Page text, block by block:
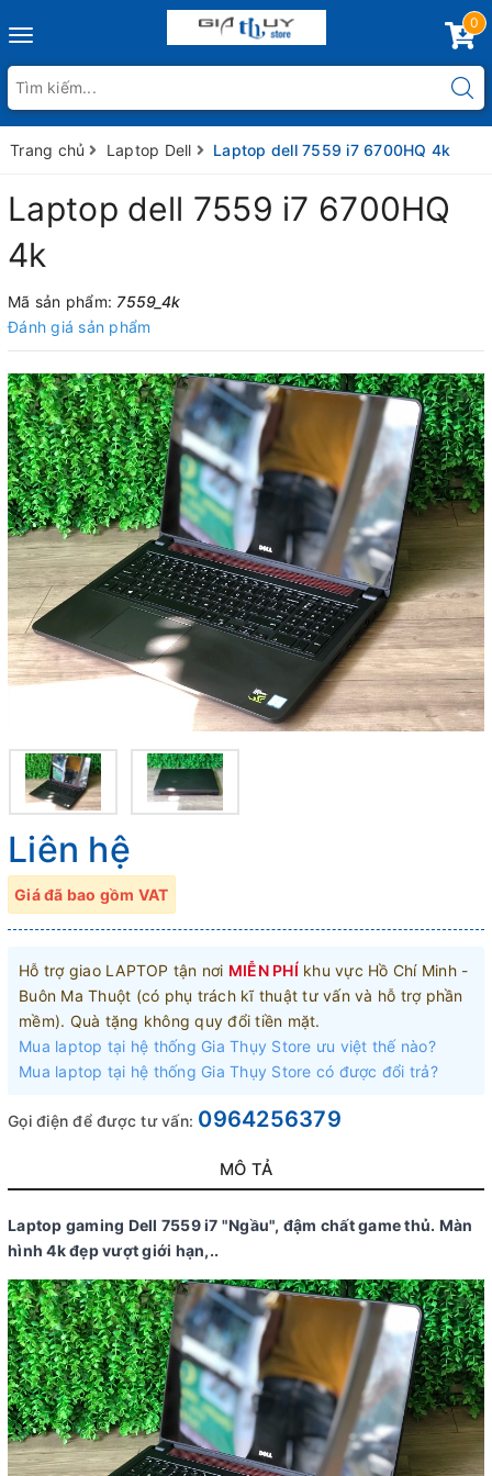
Toggle
0
Trang chủ Laptop Dell Laptop dell 7559 i7 6700HQ 4k
Laptop dell 7559 i7 6700HQ
4k
Mã sản phẩm: 7559_4k
Đánh giá sản phẩm
Liên hệ
Giá đã bao gồm VAT
Hỗ trợ giao LAPTOP tận nơi MIỄN PHÍ khu vực Hồ Chí Minh -
Buôn Ma Thuột (có phụ trách kĩ thuật tư vấn và hỗ trợ phần
mềm). Quà tặng không quy đổi tiền mặt.
Mua laptop tại hệ thống Gia Thụy Store ưu việt thế nào?
Mua laptop tại hệ thống Gia Thụy Store có được đổi trả?
Gọi điện để được tư vấn: 0964256379
MÔ TẢ
Laptop gaming Dell 7559 i7 "Ngầu", đậm chất game thủ. Màn
hình 4k đẹp vượt giới hạn,..